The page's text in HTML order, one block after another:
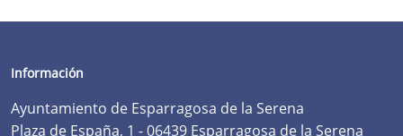
Información
Ayuntamiento de Esparragosa de la Serena
Plaza de España, 1 - 06439 Esparragosa de la Serena